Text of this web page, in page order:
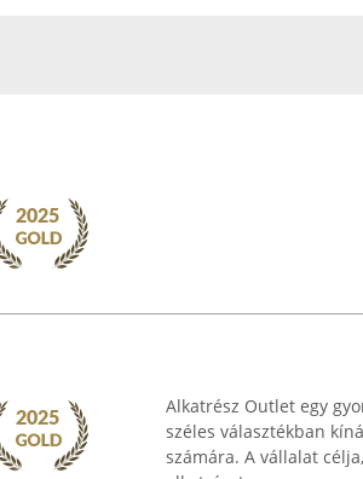
Alkatrész Outlet egy
széles választékban
számára. A vállalat